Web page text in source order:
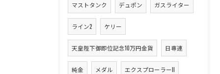
マストタンク デュポン ガスライター
ライン2 ケリー
天皇陛下御即位記念10万円金貨 日専連
純金 メダル エクスプローラーII